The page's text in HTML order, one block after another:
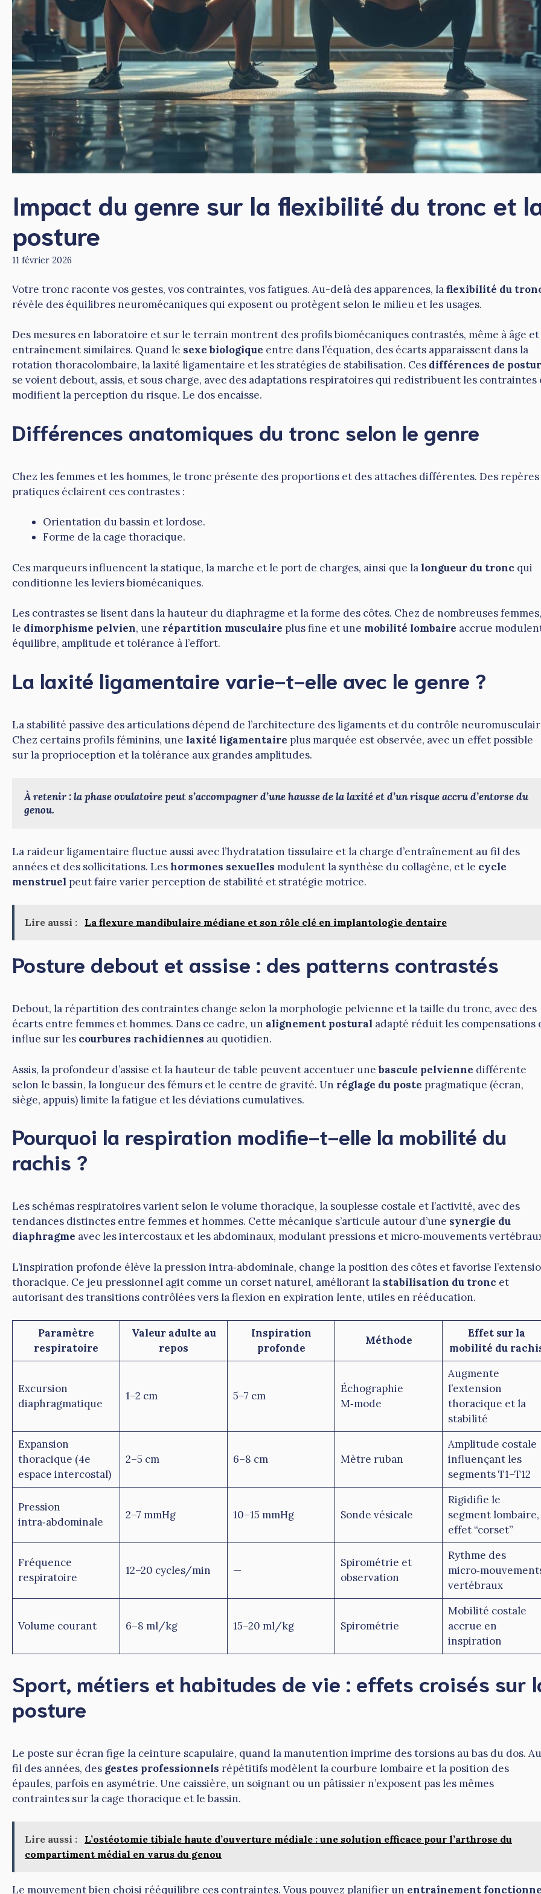
Impact du genre sur la flexibilité du tronc et
posture
11 février 2026
Votre tronc raconte vos gestes, vos contraintes, vos fatigues. Au-delà des apparences, laflexibilité du
révèle des équilibres neuromécaniques qui exposent ou protègent selon le milieu et les usages.
Des mesures en laboratoire et sur le terrain montrent des profils biomécaniques contrastés, même à âge et
entraînement similaires. Quand le sexe biologique entre dans l’équation, des écarts apparaissent dans la
rotation thoracolombaire, la laxité ligamentaire et les stratégies de stabilisation. Ces différences de
se voient debout, assis, et sous charge, avec des adaptations respiratoires qui redistribuent les contraintes
modifient la perception du risque. Le dos encaisse.
Différences anatomiques du tronc selon le genre
Chez les femmes et les hommes, le tronc présente des proportions et des attaches différentes. Des repères
pratiques éclairent ces contrastes :
Orientation du bassin et lordose.
Forme de la cage thoracique.
Ces marqueurs influencent la statique, la marche et le port de charges, ainsi que lalongueur du tronc qui
conditionne les leviers biomécaniques.
Les contrastes se lisent dans la hauteur du diaphragme et la forme des côtes. Chez de nombreuses femmes,
le dimorphisme pelvien, une répartition musculaire plus fine et une mobilité lombaire accrue
équilibre, amplitude et tolérance à l’effort.
La laxité ligamentaire varie-t-elle avec le genre ?
La stabilité passive des articulations dépend de l’architecture des ligaments et du contrôle
Chez certains profils féminins, une laxité ligamentaire plus marquée est observée, avec un effet possible
sur la proprioception et la tolérance aux grandes amplitudes.
À retenir : la phase ovulatoire peut s’accompagner d’une hausse de la laxité et d’un risque accru d’entorse du
genou.
La raideur ligamentaire fluctue aussi avec l’hydratation tissulaire et la charge d’entraînement au fil des
années et des sollicitations. Leshormones sexuelles modulent la synthèse du collagène, et le cycle
menstruel peut faire varier perception de stabilité et stratégie motrice.
Lire aussi : La flexure mandibulaire médiane et son rôle clé en implantologie dentaire
Posture debout et assise : des patterns contrastés
Debout, la répartition des contraintes change selon la morphologie pelvienne et la taille du tronc, avec des
écarts entre femmes et hommes. Dans ce cadre, un alignement postural adapté réduit les compensations
influe sur les courbures rachidiennes au quotidien.
Assis, la profondeur d’assise et la hauteur de table peuvent accentuer unebascule pelvienne différente
selon le bassin, la longueur des fémurs et le centre de gravité. Un réglage du poste pragmatique (écran,
siège, appuis) limite la fatigue et les déviations cumulatives.
Pourquoi la respiration modifie-t-elle la mobilité du
rachis ?
Les schémas respiratoires varient selon le volume thoracique, la souplesse costale et l’activité, avec des
tendances distinctes entre femmes et hommes. Cette mécanique s’articule autour d’une synergie du
diaphragme avec les intercostaux et les abdominaux, modulant pressions et micro‑mouvements
L’inspiration profonde élève la pression intra‑abdominale, change la position des côtes et favorise
thoracique. Ce jeu pressionnel agit comme un corset naturel, améliorant la stabilisation du tronc et
autorisant des transitions contrôlées vers la flexion en expiration lente, utiles en rééducation.
Paramètre
respiratoire
Valeur adulte au
repos
Inspiration
profonde
Méthode
Effet sur la
mobilité du
Excursion
diaphragmatique
1–2 cm 5–7 cm
Échographie
M‑mode
Augmente
l’extension
thoracique et la
stabilité
Expansion
thoracique (4e
espace intercostal)
2–5 cm 6–8 cm Mètre ruban
Amplitude costale
influençant les
segments T1–T12
Pression
intra‑abdominale
2–7 mmHg 10–15 mmHg Sonde vésicale
Rigidifie le
segment lombaire,
effet “corset”
Fréquence
respiratoire
12–20 cycles/min —
Spirométrie et
observation
Rythme des
vertébraux
Volume courant 6–8 ml/kg 15–20 ml/kg Spirométrie
Mobilité costale
accrue en
inspiration
Sport, métiers et habitudes de vie : effets croisés sur
posture
Le poste sur écran fige la ceinture scapulaire, quand la manutention imprime des torsions au bas du dos. Au
fil des années, des gestes professionnels répétitifs modèlent la courbure lombaire et la position des
épaules, parfois en asymétrie. Une caissière, un soignant ou un pâtissier n’exposent pas les mêmes
contraintes sur la cage thoracique et le bassin.
Lire aussi :
L’ostéotomie tibiale haute d’ouverture médiale : une solution efficace pour l’arthrose du
compartiment médial en varus du genou
Le mouvement bien choisi rééquilibre ces contraintes. Vous pouvez planifier un entraînement